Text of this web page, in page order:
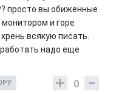
просто вы обиженные
и горе
всякую писать.
надо еще
0